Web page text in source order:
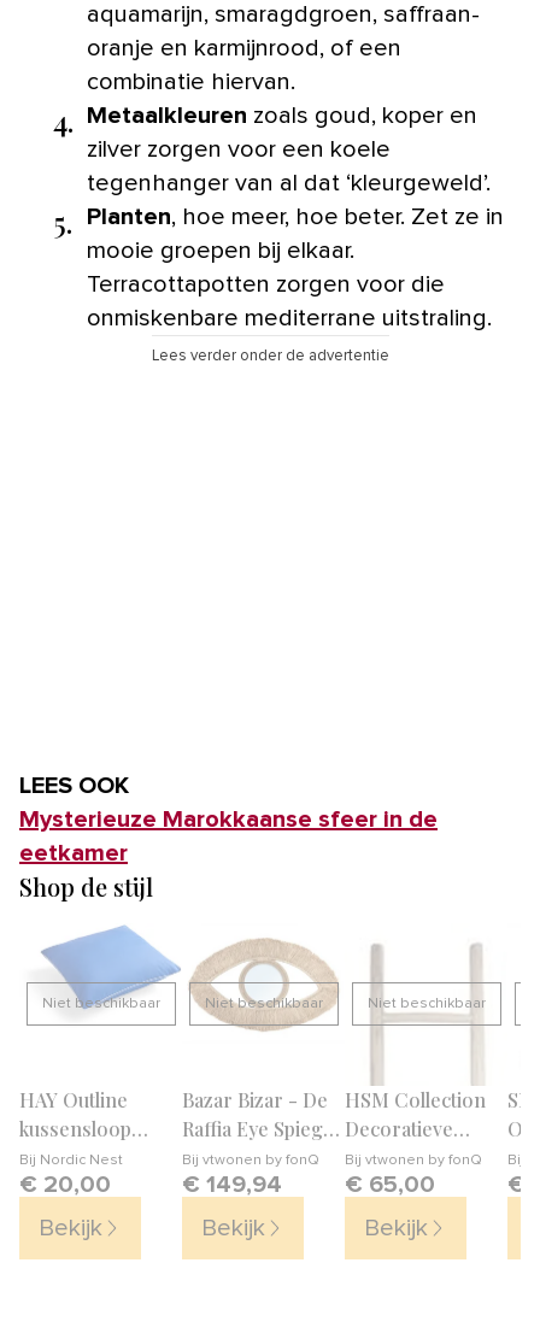
aquamarijn, smaragdgroen, saffraan-
oranje en karmijnrood, of een
combinatie hiervan.
4. Metaalkleuren zoals goud, koper en
zilver zorgen voor een koele
tegenhanger van al dat ‘kleurgeweld’.
5. Planten, hoe meer, hoe beter. Zet ze in
mooie groepen bij elkaar.
Terracottapotten zorgen voor die
onmiskenbare mediterrane uitstraling.
Lees verder onder de advertentie
LEES OOK
Mysterieuze Marokkaanse sfeer in de
eetkamer
Shop de stijl
Niet beschikbaar
HAY Outline
kussensloop
50x60 cm Vivid
blue
Bij Nordic Nest
€ 20,00
Bekijk
Niet beschikbaar
Bazar Bizar - De
Raffia Eye Spiegel
- Naturel - M
Bij vtwonen by fonQ
€ 149,94
Bekijk
Niet beschikbaar
HSM Collection
Decoratieve
ladder - 35-
45x5x150 - Naturel
- Teak
Bij vtwonen by fonQ
€ 65,00
Bekijk
Bij
€